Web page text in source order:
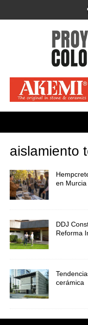
aislamiento
en Murcia
DDJ
Reforma
cerámica